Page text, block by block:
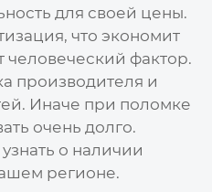
для своей цены.
что экономит
фактор.
производителя и
Иначе при поломке
очень долго.
о наличии
регионе.